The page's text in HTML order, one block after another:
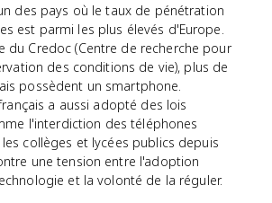
des pays où le taux de pénétration
est parmi les plus élevés d'Europe.
du Credoc (Centre de recherche pour
des conditions de vie), plus de
possèdent un smartphone.
a aussi adopté des lois
l'interdiction des téléphones
collèges et lycées publics depuis
une tension entre l'adoption
et la volonté de la réguler.